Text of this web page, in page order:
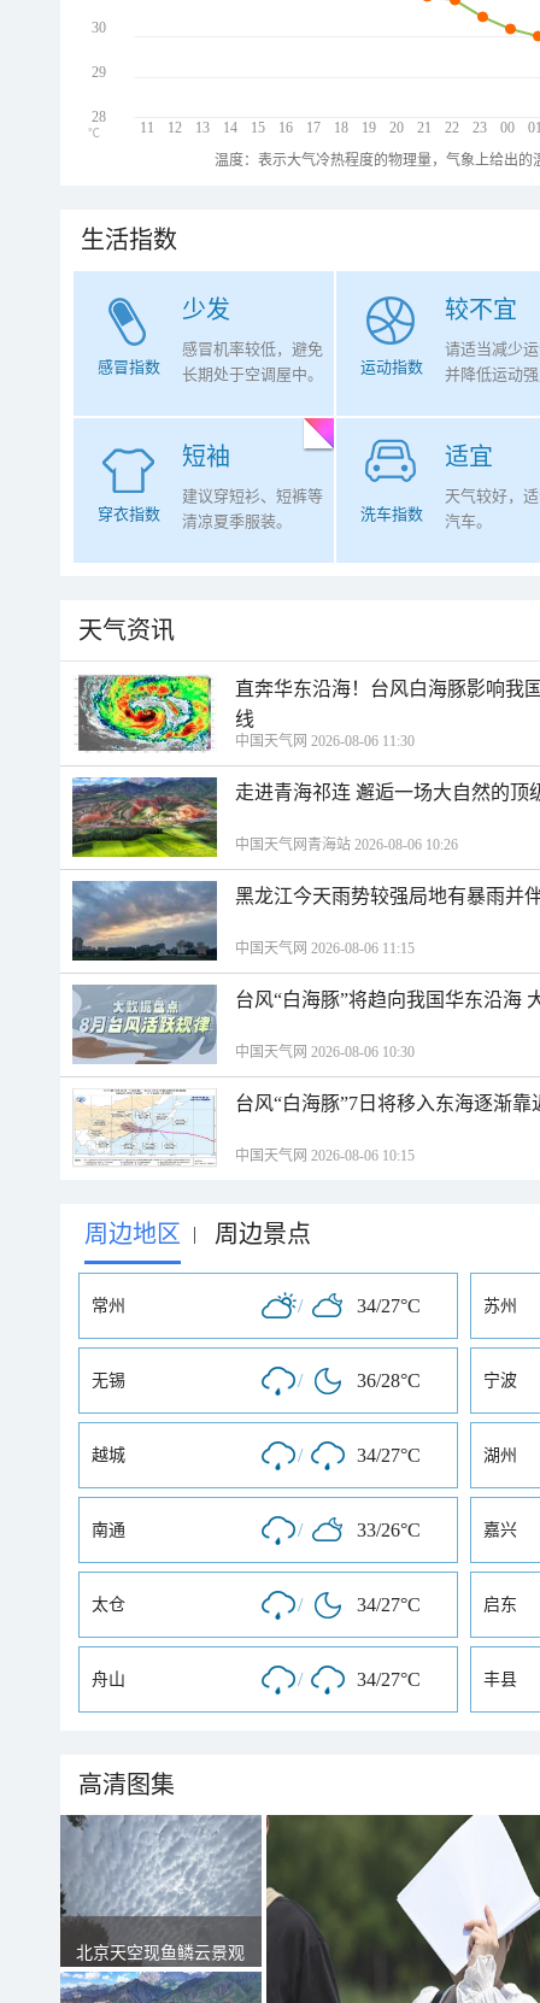
11 12 13 14 15 16 17 18 19 20 21 22 23 00
30
29
28
℃
温度：表示大气冷热程度的物理量，气象上给出
生活指数
少发
感冒指数
感冒机率较低，避免
长期处于空调屋中。
较不宜
运动指数
请适当减少
并降低运动
短袖
穿衣指数
建议穿短衫、短裤等
清凉夏季服装。
适宜
洗车指数
天气较好，
汽车。
天气资讯
直奔华东沿海！台风白海豚影响我
线
中国天气网 2026-08-06 11:30
走进青海祁连 邂逅一场大自然的顶
中国天气网青海站 2026-08-06 10:26
黑龙江今天雨势较强局地有暴雨并
中国天气网 2026-08-06 11:15
台风“白海豚”将趋向我国华东沿海
中国天气网 2026-08-06 10:30
台风“白海豚”7日将移入东海逐渐
中国天气网 2026-08-06 10:15
周边地区 | 周边景点
常州 / 34/27°C 苏州
无锡 / 36/28°C 宁波
越城 / 34/27°C 湖州
南通 / 33/26°C 嘉兴
太仓 / 34/27°C 启东
舟山 / 34/27°C 丰县
高清图集
北京天空现鱼鳞云景观